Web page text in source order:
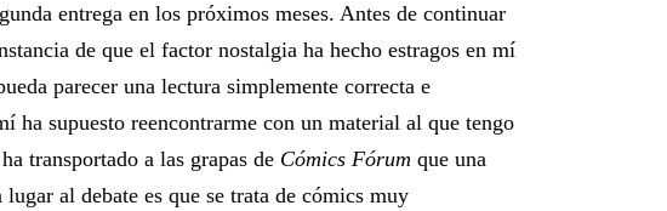
entrega en los próximos meses. Antes de continuar
de que el factor nostalgia ha hecho estragos en mí
parecer una lectura simplemente correcta e
ha supuesto reencontrarme con un material al que tengo
transportado a las grapas de Cómics Fórum que una
al debate es que se trata de cómics muy